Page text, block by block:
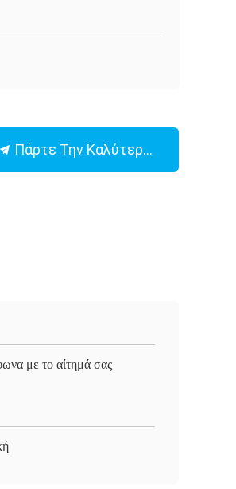
Πάρτε Την Καλύτερη Τιμή
με το αίτημά σας